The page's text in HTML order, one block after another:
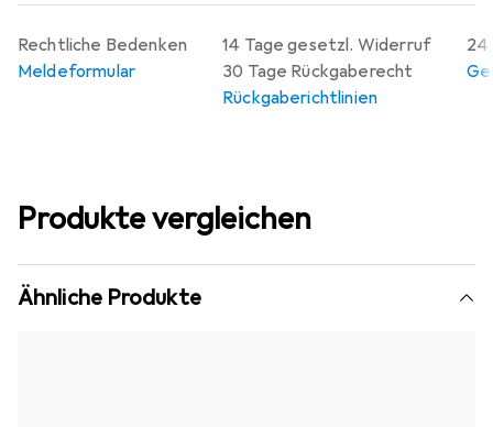
14 Tage gesetzl. Widerruf
30 Tage Rückgaberecht
Rückgaberichtlinien
24
Rechtliche Bedenken
Meldeformular
Produkte vergleichen
Ähnliche Produkte